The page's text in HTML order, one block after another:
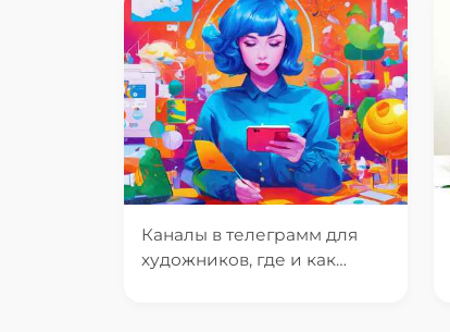
Каналы в телеграмм для
художников, где и как